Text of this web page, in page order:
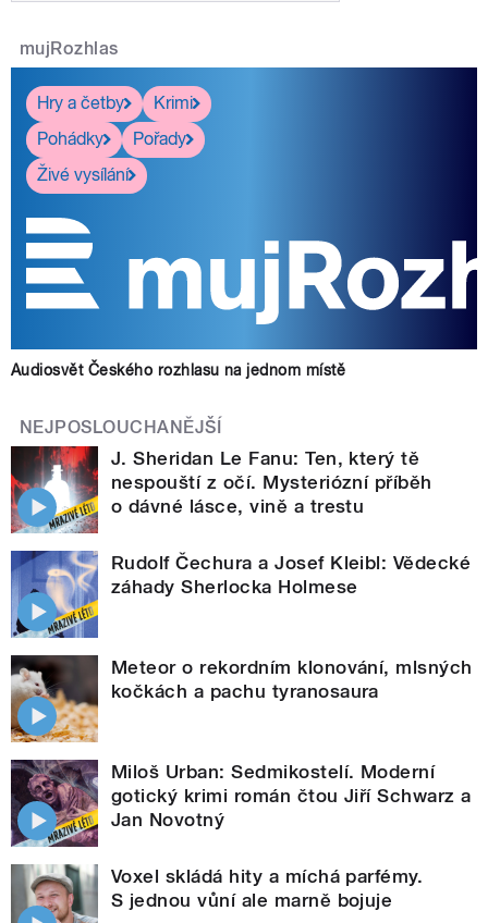
mujRozhlas
Hry a četby
Krimi
Pohádky
Pořady
Živé vysílání
Audiosvět Českého rozhlasu na jednom místě
NEJPOSLOUCHANĚJŠÍ
J. Sheridan Le Fanu: Ten, který tě
nespouští z očí. Mysteriózní příběh
o dávné lásce, vině a trestu
Rudolf Čechura a Josef Kleibl: Vědecké
záhady Sherlocka Holmese
Meteor o rekordním klonování, mlsných
kočkách a pachu tyranosaura
Miloš Urban: Sedmikostelí. Moderní
gotický krimi román čtou Jiří Schwarz a
Jan Novotný
Voxel skládá hity a míchá parfémy.
S jednou vůní ale marně bojuje